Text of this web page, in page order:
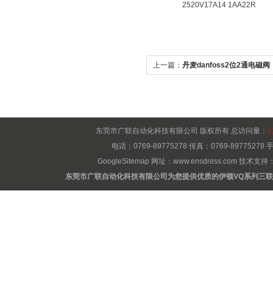
2520V17A14 1AA22R
上一篇： 丹麦danfoss2位2通电磁阀
东莞市广联自动化科技有限公司 版权所有 总访问量：
电话：0769-89775278 传真：0769-89775278
GoogleSitemap 网址： www.ensdress.com 技术支持
东莞市广联自动化科技有限公司为您提供优质的伊顿VQ系列三